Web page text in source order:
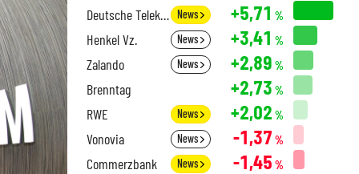
Deutsche Telekom News +5,71 %
Henkel Vz. News +3,41 %
Zalando News +2,89 %
Brenntag +2,73 %
RWE News +2,02 %
Vonovia News -1,37 %
Commerzbank News -1,45 %